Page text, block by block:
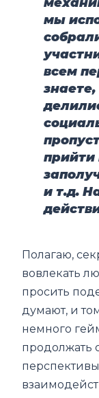
мы
всем
прийти
и т.д.
Полагаю,
вовлекать
просить
думают, и
немного
продолжать